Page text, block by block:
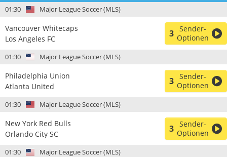
01:30 Major League Soccer (MLS)
Vancouver Whitecaps
Los Angeles FC
3 Sender-
Optionen
01:30 Major League Soccer (MLS)
Philadelphia Union
Atlanta United
3 Sender-
Optionen
01:30 Major League Soccer (MLS)
New York Red Bulls
Orlando City SC
3 Sender-
Optionen
01:30 Major League Soccer (MLS)